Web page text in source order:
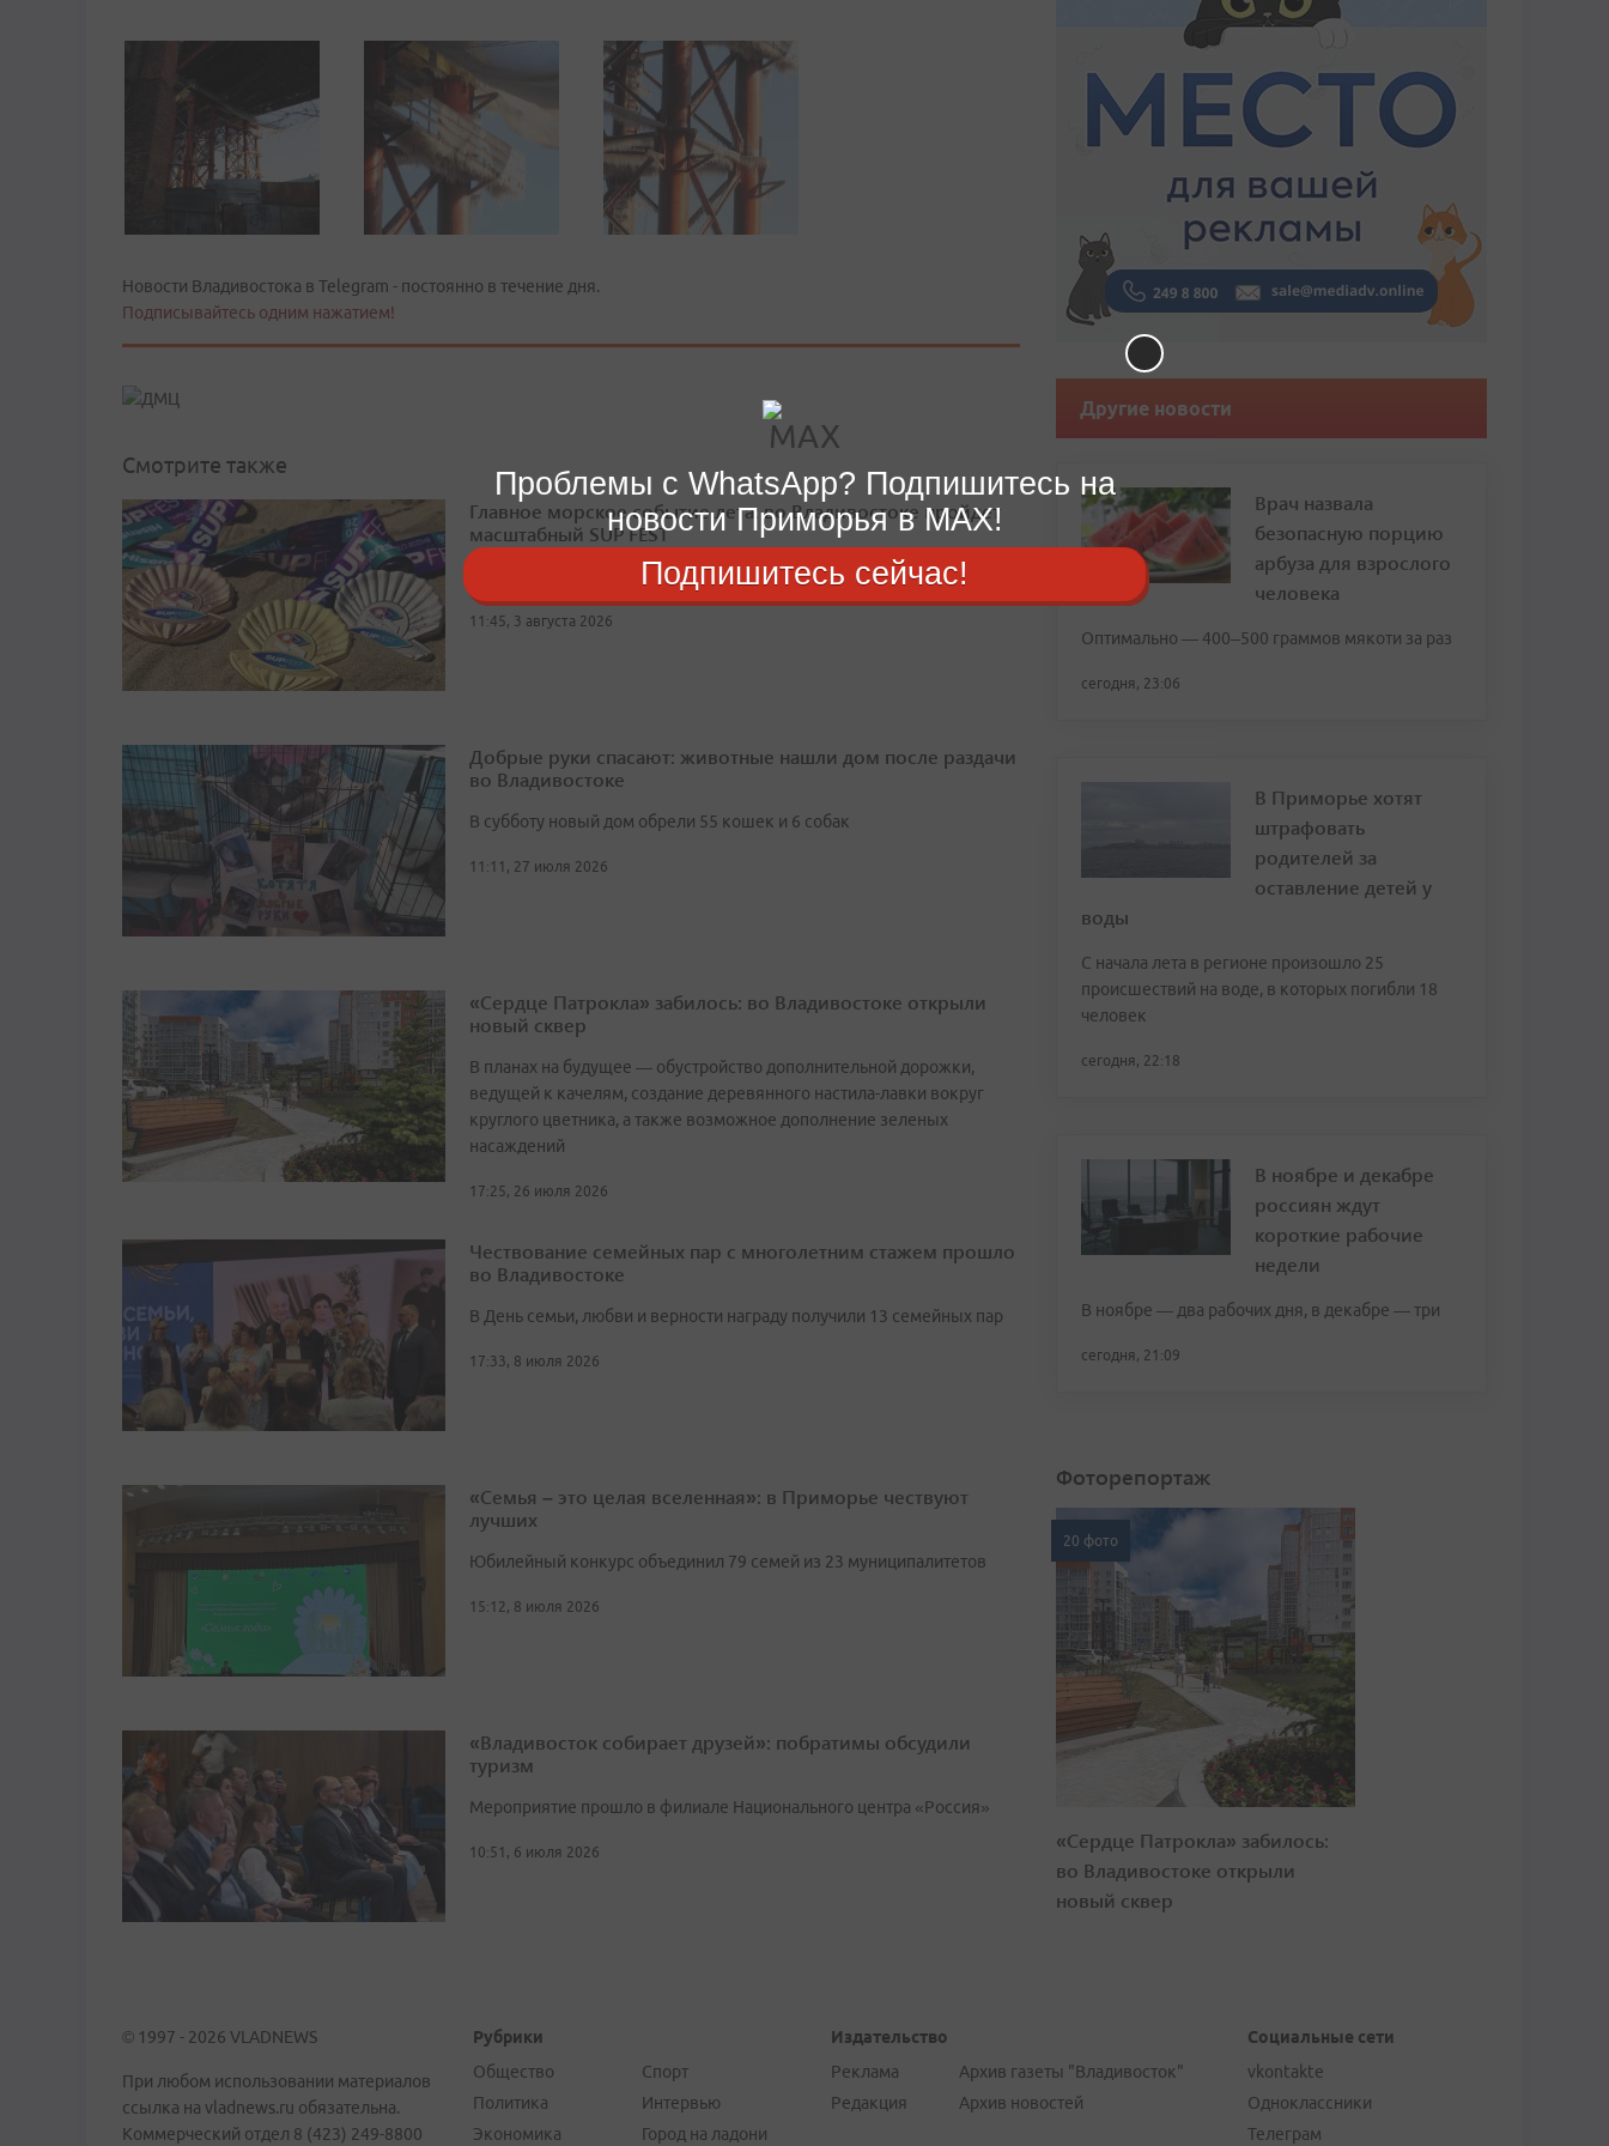
Новости Владивостока в Telegram - постоянно в течение дня.
Подписывайтесь одним нажатием!
Смотрите также
Главное морское событие лета: во Владивостоке пройдет
масштабный SUP FEST
SUP FEST 2026 пройдет во Владивостоке 8–9 августа
11:45, 3 августа 2026
Добрые руки спасают: животные нашли дом после раздачи
во Владивостоке
В субботу новый дом обрели 55 кошек и 6 собак
11:11, 27 июля 2026
«Сердце Патрокла» забилось: во Владивостоке открыли
новый сквер
В планах на будущее — обустройство дополнительной дорожки,
ведущей к качелям, создание деревянного настила-лавки вокруг
круглого цветника, а также возможное дополнение зеленых
насаждений
17:25, 26 июля 2026
Чествование семейных пар с многолетним стажем прошло
во Владивостоке
В День семьи, любви и верности награду получили 13 семейных пар
17:33, 8 июля 2026
«Семья – это целая вселенная»: в Приморье чествуют
лучших
Юбилейный конкурс объединил 79 семей из 23 муниципалитетов
15:12, 8 июля 2026
«Владивосток собирает друзей»: побратимы обсудили
туризм
Мероприятие прошло в филиале Национального центра «Россия»
10:51, 6 июля 2026
Другие новости
Врач назвала
безопасную порцию
арбуза для взрослого
человека
Оптимально — 400–500 граммов мякоти за раз
сегодня, 23:06
В Приморье хотят
штрафовать
родителей за
оставление детей у
воды
С начала лета в регионе произошло 25
происшествий на воде, в которых погибли 18
человек
сегодня, 22:18
В ноябре и декабре
россиян ждут
короткие рабочие
недели
В ноябре — два рабочих дня, в декабре — три
сегодня, 21:09
Фоторепортаж
20 фото
«Сердце Патрокла» забилось:
во Владивостоке открыли
новый сквер
© 1997 - 2026 VLADNEWS
При любом использовании материалов
ссылка на vladnews.ru обязательна.
Коммерческий отдел 8 (423) 249-8800
Рубрики
Общество
Политика
Экономика
Спорт
Интервью
Город на ладони
Издательство
Реклама
Редакция
Архив газеты "Владивосток"
Архив новостей
Социальные сети
vkontakte
Одноклассники
Телеграм
Проблемы с WhatsApp? Подпишитесь на
новости Приморья в MAX!
Подпишитесь сейчас!